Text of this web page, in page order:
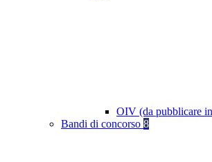
OIV (da pubblicare
Bandi di concorso 8